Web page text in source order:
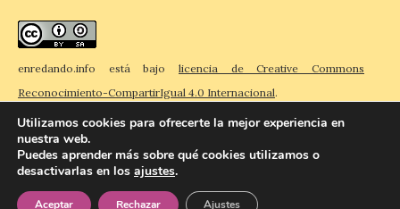
auge de la demanda redefine la
estancias más breves en torno al evento.
Madrid, 7 agosto de […]
enredando.info está bajo licencia de Creative Commons
Reconocimiento-CompartirIgual 4.0 Internacional.
© 2026 Enredando Política de privacidad
Utilizamos cookies para ofrecerte la mejor experiencia en
nuestra web.
Puedes aprender más sobre qué cookies utilizamos o
desactivarlas en los ajustes.
Aceptar Rechazar Ajustes